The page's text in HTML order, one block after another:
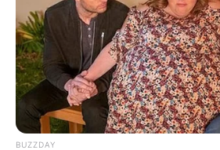
+#
TR: O Ministério da Saúde irá
vez ou parcelado?
+CONASEMS emite nota informando
obrigados a pagar o Piso.
BUZZDAY